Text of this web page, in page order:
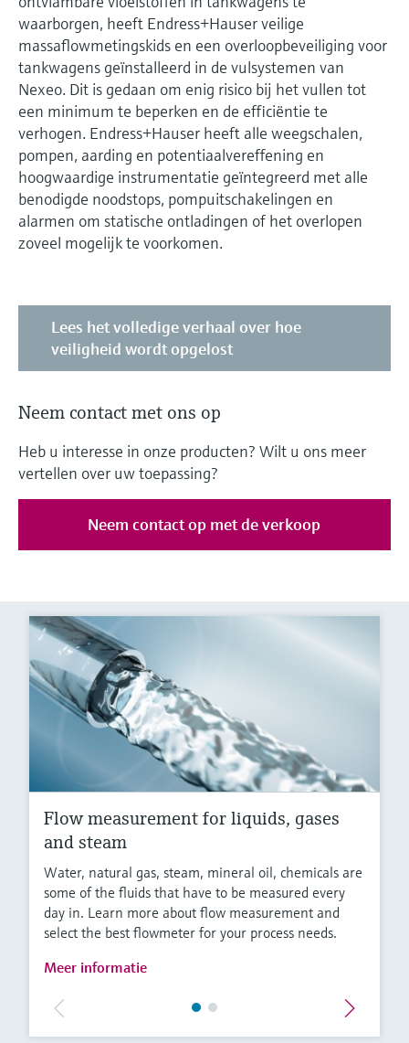
waarborgen, heeft Endress+Hauser veilige
massaflowmetingskids en een overloopbeveiliging voor
tankwagens geïnstalleerd in de vulsystemen van
Nexeo. Dit is gedaan om enig risico bij het vullen tot
een minimum te beperken en de efficiëntie te
verhogen. Endress+Hauser heeft alle weegschalen,
pompen, aarding en potentiaalvereffening en
hoogwaardige instrumentatie geïntegreerd met alle
benodigde noodstops, pompuitschakelingen en
alarmen om statische ontladingen of het overlopen
zoveel mogelijk te voorkomen.
Lees het volledige verhaal over hoe
veiligheid wordt opgelost
Neem contact met ons op
Heb u interesse in onze producten? Wilt u ons meer
vertellen over uw toepassing?
Neem contact op met de verkoop
Flow measurement for liquids, gases
and steam
Water, natural gas, steam, mineral oil, chemicals are
some of the fluids that have to be measured every
day in. Learn more about flow measurement and
select the best flowmeter for your process needs.
Meer informatie